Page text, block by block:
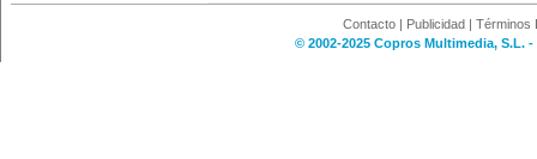
Contacto | Publicidad | Términos
© 2002-2025 Copros Multimedia, S.L.